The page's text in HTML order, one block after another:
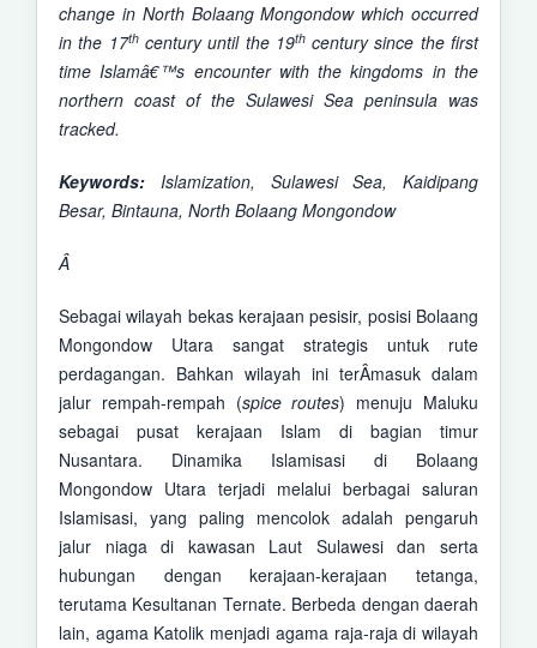
change in North Bolaang Mongondow which occurred
in the 17thcentury until the 19thcentury since the first
time Islamâ€™s encounterwith the kingdoms in the
northern coast of the Sulawesi Sea peninsula was
tracked.
Keywords: Islamization, Sulawesi Sea, Kaidipang
Besar, Bintauna, North Bolaang Mongondow
Â
Sebagai wilayah bekas kerajaan pesisir, posisi Bolaang
Mongondow Utara sangat strategis untuk rute
perdagangan. Bahkan wilayah ini terÂ­masuk dalam
jalur rempah-rempah (spice routes) menuju Maluku
sebagai pusat kerajaan Islam di bagian timur
Nusantara. Dinamika Islamisasi di Bolaang
Mongondow Utara terjadi melalui berbagai saluran
Islamisasi, yang paling mencolok adalah pengaruh
jalur niaga di kawasan Laut Sulawesi dan serta
hubungan dengan kerajaan-kerajaan tetanga,
terutama Kesultanan Ternate. Berbeda dengan daerah
lain, agama Katolik menjadi agama raja-raja di wilayah